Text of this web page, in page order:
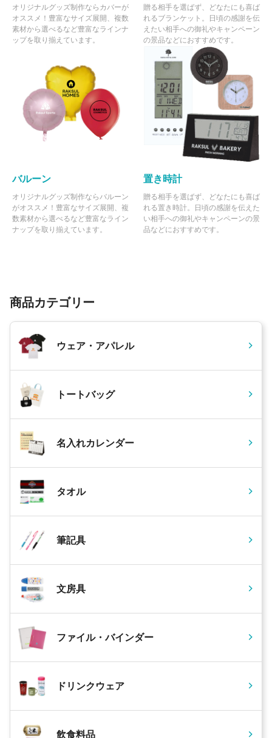
オリジナルグッズ制作ならカバーが
オススメ！豊富なサイズ展開、複数
素材から選べるなど豊富なラインナ
ップを取り揃えています。
贈る相手を選ばず、どなたにも喜ば
れるブランケット。日頃の感謝を伝
えたい相手への御礼やキャンペーン
の景品などにおすすめです。
バルーン
オリジナルグッズ制作ならバルーン
がオススメ！豊富なサイズ展開、複
数素材から選べるなど豊富なライン
ナップを取り揃えています。
置き時計
贈る相手を選ばず、どなたにも喜ば
れる置き時計。日頃の感謝を伝えた
い相手への御礼やキャンペーンの景
品などにおすすめです。
商品カテゴリー
ウェア・アパレル
トートバッグ
名入れカレンダー
タオル
筆記具
文房具
ファイル・バインダー
ドリンクウェア
飲食料品